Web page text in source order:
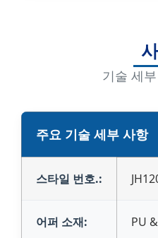
기술 세
주요 기술 세부 사항
스타일 번호.:
어퍼 소재: PU